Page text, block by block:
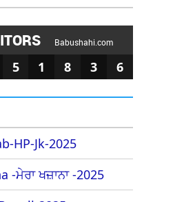
Babushahi.com
5 1 8 3 6
HP-Jk-2025
-ਮੇਰਾ ਖਜ਼ਾਨਾ -2025